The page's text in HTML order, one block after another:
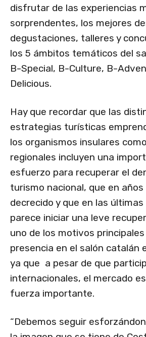
disfrutar de las experiencias
sorprendentes, los mejores
degustaciones, talleres y
los 5 ámbitos temáticos del
B-Special, B-Culture, B-
Delicious.
Hay que recordar que las
estrategias turísticas
los organismos insulares
regionales incluyen una
esfuerzo para recuperar el
turismo nacional, que en
decrecido y que en las
parece iniciar una leve
uno de los motivos
presencia en el salón catalán
ya que a pesar de que
internacionales, el mercado
fuerza importante.
“Debemos seguir